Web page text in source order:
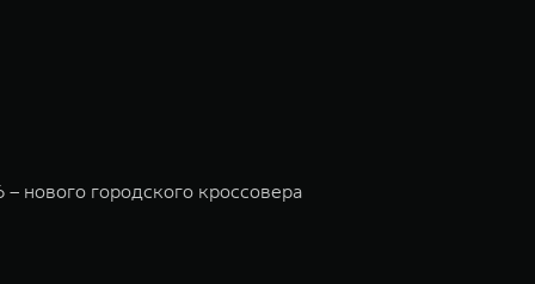
– нового городского кроссовера